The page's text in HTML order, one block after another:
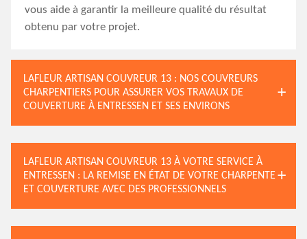
vous aide à garantir la meilleure qualité du résultat
obtenu par votre projet.
LAFLEUR ARTISAN COUVREUR 13 : NOS COUVREURS
CHARPENTIERS POUR ASSURER VOS TRAVAUX DE
COUVERTURE À ENTRESSEN ET SES ENVIRONS
LAFLEUR ARTISAN COUVREUR 13 À VOTRE SERVICE À
ENTRESSEN : LA REMISE EN ÉTAT DE VOTRE CHARPENTE
ET COUVERTURE AVEC DES PROFESSIONNELS